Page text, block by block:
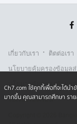
เกี่ยวกับเรา · ติตต่อเรา
นโยบายคุ้มครองข้อมูล
นโยบายคุ้มครองข้อมูล
รับเรื่องร้องเรียน
Copyright © 2026
Ch7.com ใช้คุกกี้เพื่อที่จะได้นำ
มากขึ้น คุณสามารถศึกษา ราย